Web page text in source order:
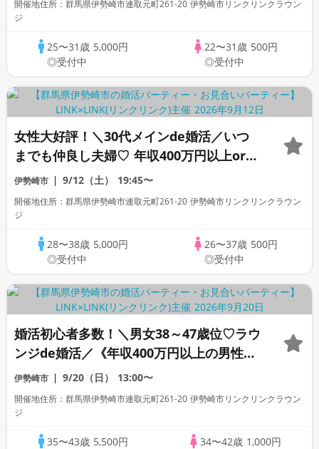
開催地住所：群馬県伊勢崎市連取元町261-20 伊勢崎市リンクリンクラウン
ジ
25〜31歳 5,000円
◎受付中
22〜31歳 500円
◎受付中
女性大好評！＼30代メインde婚活／いつ
までも仲良し夫婦♡ 年収400万円以上or高
身長男性＆タバコを吸わない方
伊勢崎市 9/12（土） 19:45〜
開催地住所：群馬県伊勢崎市連取元町261-20 伊勢崎市リンクリンクラウン
ジ
28〜38歳 5,000円
◎受付中
26〜37歳 500円
◎受付中
婚活初心者多数！＼男女38～47歳位♡ラウ
ンジde婚活／《年収400万円以上の男性な
ど》 実年齢よりも若く見られる方
伊勢崎市 9/20（日） 13:00〜
開催地住所：群馬県伊勢崎市連取元町261-20 伊勢崎市リンクリンクラウン
ジ
35〜43歳 5,500円
34〜42歳 1,000円